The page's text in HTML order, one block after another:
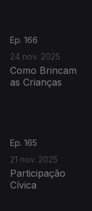
Ep. 166
24 nov. 2025
Como Brincam
as Crianças
Ep. 165
21 nov. 2025
Participação
Cívica